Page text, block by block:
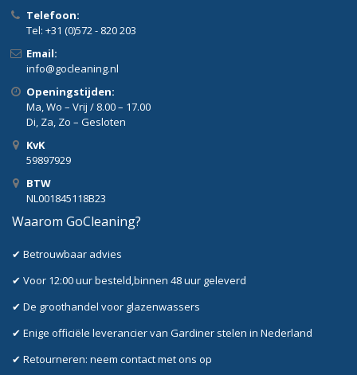
Telefoon:
Tel: +31 (0)572 - 820 203
Email:
info@gocleaning.nl
Openingstijden:
Ma, Wo – Vrij / 8.00 – 17.00
Di, Za, Zo – Gesloten
KvK
59897929
BTW
NL001845118B23
Waarom GoCleaning?
✔ Betrouwbaar advies
✔ Voor 12:00 uur besteld,binnen 48 uur geleverd
✔ De groothandel voor glazenwassers
✔ Enige officiële leverancier van Gardiner stelen in Nederland
✔ Retourneren: neem contact met ons op